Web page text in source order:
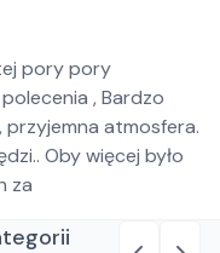
pory pory
, Bardzo
przyjemna atmosfera.
Oby więcej było
za